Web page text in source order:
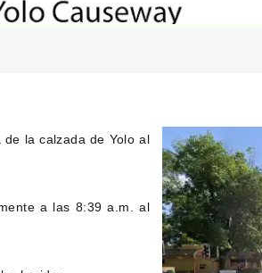
la calzada de Yolo al
a las 8:39 a.m. al